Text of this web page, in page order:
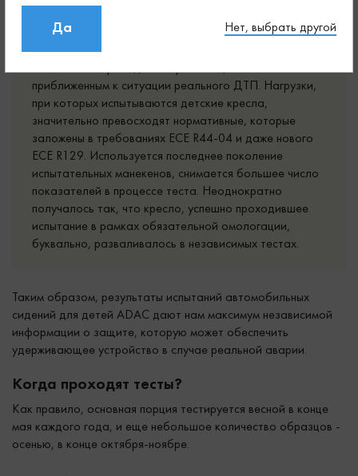
Да Нет, выбрать другой
приближенным к ситуации реального ДТП. Нагрузки,
при которых испытываются детские кресла,
значительно превосходят нормативные, которые
заложены в требованиях ECE R44-04 и даже нового
ECE R129. Используется последнее поколение
испытательных манекенов, снимается большее число
показателей в процессе теста. Неоднократно
получалось так, что кресло, успешно проходившее
испытание в рамках обязательной омологации,
буквально, разваливалось в независимых тестах.
Таким образом, результаты испытаний автомобильных
сидений для детей ADAC дают нам максимум независимой
информации о защите, которую может обеспечить
удерживающее устройство в случае реальной аварии.
Когда проходят тесты?
Как правило, основная порция тестируется весной в конце
мая каждого года, и еще небольшое количество образцов -
осенью, в конце октября-ноябре.